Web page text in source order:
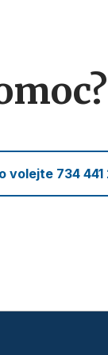
volejte 734 441